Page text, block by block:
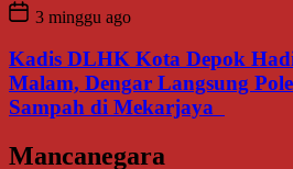
3 minggu ago
Kadis DLHK Kota Depok
Malam, Dengar Langsung
Sampah di Mekarjaya
Mancanegara